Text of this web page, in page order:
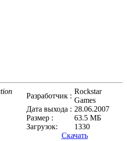
Разработчик :
Rockstar
Games
Дата выхода : 28.06.2007
Размер :
63.5 МБ
Загрузок:
1330
Скачать